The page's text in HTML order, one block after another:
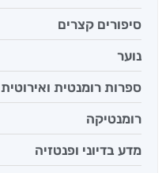
סיפורים קצרים
נוער
ספרות רומנטית ואירוטית
רומנטיקה
מדע בדיוני ופנטזיה